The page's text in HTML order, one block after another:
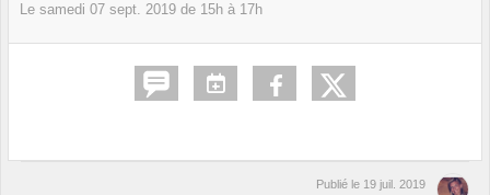
Le samedi 07 sept. 2019 de 15h à 17h
Publié le 19 juil. 2019